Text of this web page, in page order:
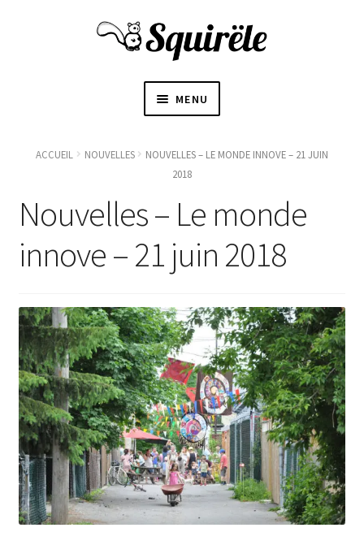
MENU
CONTACT
ACCUEIL NOUVELLES
NOUVELLES – LE MONDE INNOVE – 21 JUIN
2018
Nouvelles – Le monde
innove – 21 juin 2018